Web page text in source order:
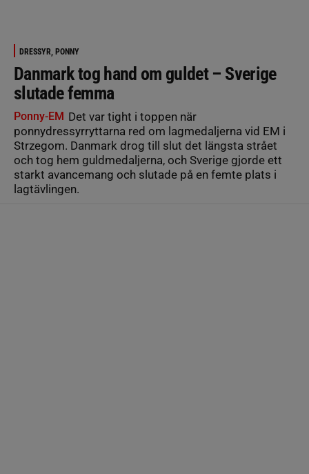
DRESSYR, PONNY
Danmark tog hand om guldet – Sverige
slutade femma
Ponny-EM Det var tight i toppen när
ponnydressyrryttarna red om lagmedaljerna vid EM i
Strzegom. Danmark drog till slut det längsta strået
och tog hem guldmedaljerna, och Sverige gjorde ett
starkt avancemang och slutade på en femte plats i
lagtävlingen.